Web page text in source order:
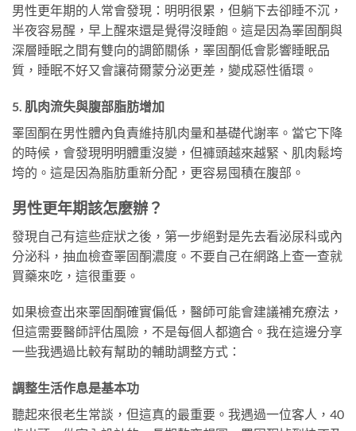
男性更年期的人常會發現：明明很累，但躺下去卻睡不沉，
半夜容易醒，早上醒來還是覺得沒睡飽。這是因為睪固酮與
深層睡眠之間有雙向的調節關係，睪固酮低會影響睡眠品
質，睡眠不好又會讓荷爾蒙分泌更差，變成惡性循環。
5. 肌肉流失與腹部脂肪增加
睪固酮在男性體內負責維持肌肉量和基礎代謝率。當它下降
的時候，會發現明明體重沒變，但褲頭越來越緊、肌肉鬆垮
垮的。這是因為脂肪重新分配，更容易囤積在腹部。
男性更年期該怎麼辦？
發現自己有這些症狀之後，第一步絕對是先去看泌尿科或內
分泌科，抽血檢查睪固酮濃度。不要自己在網路上查一查就
買藥來吃，這很重要。
如果檢查出來睪固酮確實偏低，醫師可能會建議補充療法，
但這需要醫師評估風險，不是每個人都適合。我在這邊分享
一些我遇過比較有幫助的輔助調整方式：
調整生活作息是基本功
聽起來很老生常談，但這真的最重要。我遇過一位客人，40